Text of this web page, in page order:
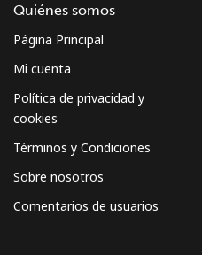
Quiénes somos
Página Principal
Mi cuenta
Política de privacidad y
cookies
Términos y Condiciones
Sobre nosotros
Comentarios de usuarios